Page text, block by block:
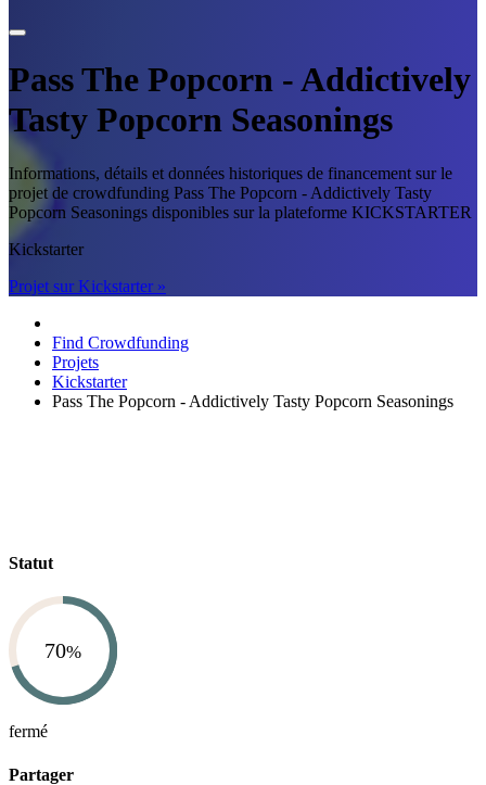
Pass The Popcorn - Addictively
Tasty Popcorn Seasonings
Informations, détails et données historiques de financement sur le
projet de crowdfunding Pass The Popcorn - Addictively Tasty
Popcorn Seasonings disponibles sur la plateforme KICKSTARTER
Kickstarter
Projet sur Kickstarter »
Find Crowdfunding
Projets
Kickstarter
Pass The Popcorn - Addictively Tasty Popcorn Seasonings
Statut
70%
fermé
Partager